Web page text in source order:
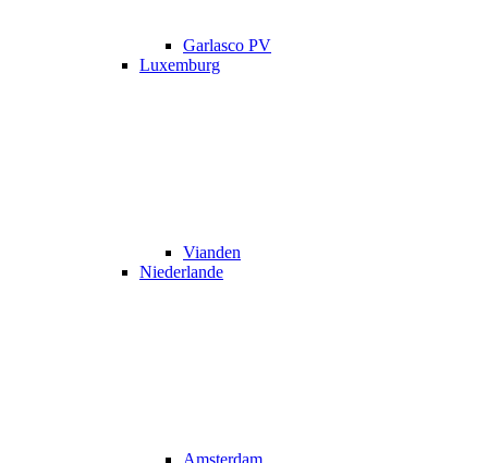
Garlasco PV
Luxemburg
Vianden
Niederlande
Amsterdam